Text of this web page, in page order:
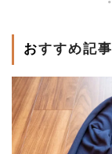
おすすめ記事